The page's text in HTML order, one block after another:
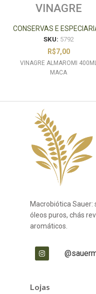
VINAGRE
400ML MACA
CONSERVAS E
SKU: 5792
R$7,00
VINAGRE ALMAROMI
MACA
Macrobiótica
óleos puros, chás
aromáticos.
Lojas